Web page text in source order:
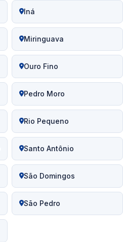
Iná
Miringuava
Ouro Fino
Pedro Moro
Rio Pequeno
Santo Antônio
São Domingos
São Pedro